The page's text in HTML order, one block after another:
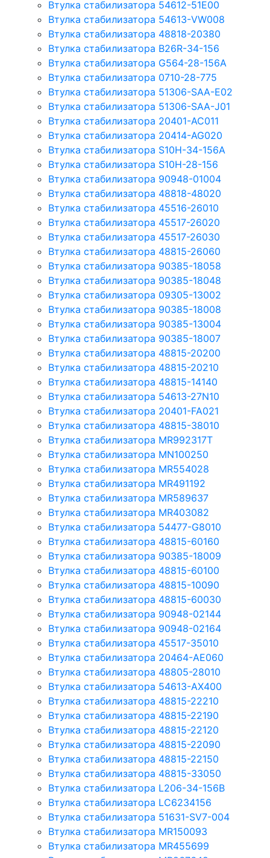
Втулка стабилизатора 54612-51E00
Втулка стабилизатора 54613-VW008
Втулка стабилизатора 48818-20380
Втулка стабилизатора B26R-34-156
Втулка стабилизатора G564-28-156A
Втулка стабилизатора 0710-28-775
Втулка стабилизатора 51306-SAA-E02
Втулка стабилизатора 51306-SAA-J01
Втулка стабилизатора 20401-AC011
Втулка стабилизатора 20414-AG020
Втулка стабилизатора S10H-34-156A
Втулка стабилизатора S10H-28-156
Втулка стабилизатора 90948-01004
Втулка стабилизатора 48818-48020
Втулка стабилизатора 45516-26010
Втулка стабилизатора 45517-26020
Втулка стабилизатора 45517-26030
Втулка стабилизатора 48815-26060
Втулка стабилизатора 90385-18058
Втулка стабилизатора 90385-18048
Втулка стабилизатора 09305-13002
Втулка стабилизатора 90385-18008
Втулка стабилизатора 90385-13004
Втулка стабилизатора 90385-18007
Втулка стабилизатора 48815-20200
Втулка стабилизатора 48815-20210
Втулка стабилизатора 48815-14140
Втулка стабилизатора 54613-27N10
Втулка стабилизатора 20401-FA021
Втулка стабилизатора 48815-38010
Втулка стабилизатора MR992317T
Втулка стабилизатора MN100250
Втулка стабилизатора MR554028
Втулка стабилизатора MR491192
Втулка стабилизатора MR589637
Втулка стабилизатора MR403082
Втулка стабилизатора 54477-G8010
Втулка стабилизатора 48815-60160
Втулка стабилизатора 90385-18009
Втулка стабилизатора 48815-60100
Втулка стабилизатора 48815-10090
Втулка стабилизатора 48815-60030
Втулка стабилизатора 90948-02144
Втулка стабилизатора 90948-02164
Втулка стабилизатора 45517-35010
Втулка стабилизатора 20464-AE060
Втулка стабилизатора 48805-28010
Втулка стабилизатора 54613-AX400
Втулка стабилизатора 48815-22210
Втулка стабилизатора 48815-22190
Втулка стабилизатора 48815-22120
Втулка стабилизатора 48815-22090
Втулка стабилизатора 48815-22150
Втулка стабилизатора 48815-33050
Втулка стабилизатора L206-34-156B
Втулка стабилизатора LC6234156
Втулка стабилизатора 51631-SV7-004
Втулка стабилизатора MR150093
Втулка стабилизатора MR455699